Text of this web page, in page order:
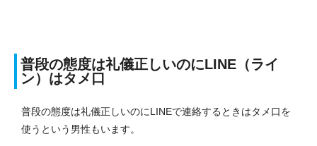
普段の態度は礼儀正しいのにLINE（ライ
ン）はタメ口
普段の態度は礼儀正しいのにLINEで連絡するときはタメ口を
使うという男性もいます。